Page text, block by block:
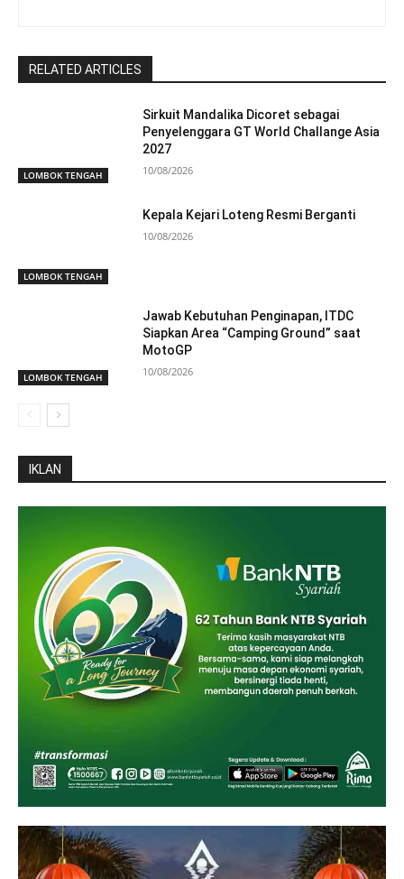
RELATED ARTICLES
LOMBOK TENGAH
Sirkuit Mandalika Dicoret sebagai
Penyelenggara GT World Challange Asia
2027
10/08/2026
LOMBOK TENGAH
Kepala Kejari Loteng Resmi Berganti
10/08/2026
LOMBOK TENGAH
Jawab Kebutuhan Penginapan, ITDC
Siapkan Area “Camping Ground” saat
MotoGP
10/08/2026
IKLAN